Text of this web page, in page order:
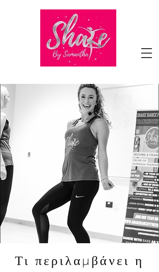
Τι περιλαμβάνει η